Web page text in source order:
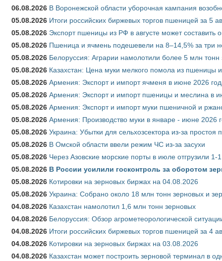
06.08.2026 В Воронежской области уборочная кампания
05.08.2026 Итоги российских биржевых торгов пшеницей за 5
05.08.2026 Экспорт пшеницы из РФ в августе может составить
05.08.2026 Пшеница и ячмень подешевели на 8–14,5% за три
05.08.2026 Белоруссия: Аграрии намолотили более 5 млн тонн
05.08.2026 Казахстан: Цена муки мелкого помола из пшеницы
05.08.2026 Армения: Экспорт и импорт ячменя в июне 2026
05.08.2026 Армения: Экспорт и импорт пшеницы и меслина в
05.08.2026 Армения: Экспорт и импорт муки пшеничной и
05.08.2026 Армения: Производство муки в январе - июне 2026
05.08.2026 Украина: Убытки для сельхозсектора из-за простоя
05.08.2026 В Омской области ввели режим ЧС из-за засухи
05.08.2026 Через Азовские морские порты в июле отгрузили
05.08.2026 В России усилили госконтроль за оборотом
05.08.2026 Котировки на зерновых биржах на 04.08.2026
05.08.2026 Украина: Собрано около 18 млн тонн зерновых и
04.08.2026 Казахстан намолотил 1,6 млн тонн зерновых
04.08.2026 Белоруссия: Обзор агрометеорологической
04.08.2026 Итоги российских биржевых торгов пшеницей за 4
04.08.2026 Котировки на зерновых биржах на 03.08.2026
04.08.2026 Казахстан может построить зерновой терминал в